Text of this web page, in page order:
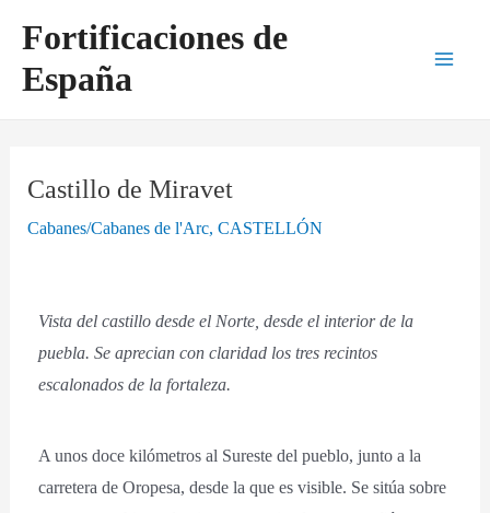
contenido
Fortificaciones de
España
Castillo de Miravet
Cabanes/Cabanes de l'Arc,CASTELLÓN
Vista del castillo desde el Norte, desde el interior de la
puebla. Se aprecian con claridad los tres recintos
escalonados de la fortaleza.
A unos doce kilómetros al Sureste del pueblo, junto a la
carretera de Oropesa, desde la que es visible. Se sitúa sobre
de
entradas